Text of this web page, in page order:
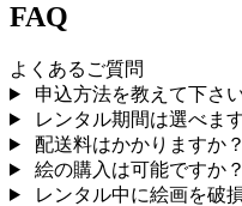
FAQ
よくあるご質問
申込方法を教えて下さい
レンタル期間は選べま
配送料はかかりますか？
絵の購入は可能ですか？
レンタル中に絵画を破